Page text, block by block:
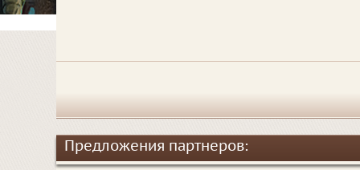
Предложения партнеров: